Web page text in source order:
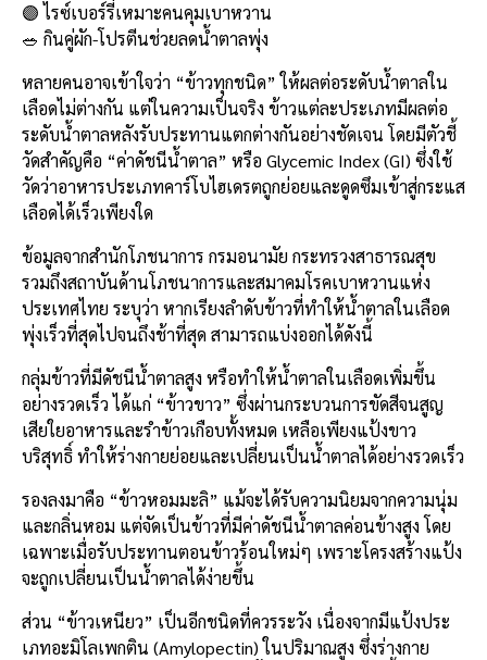
o
o
k
k
🟣 ไรซ์เบอร์รี่เหมาะคนคุมเบาหวาน
🥗 กินคู่ผัก-โปรตีนช่วยลดน้ำตาลพุ่ง
หลายคนอาจเข้าใจว่า “ข้าวทุกชนิด” ให้ผลต่อระดับน้ำตาลใน
เลือดไม่ต่างกัน แต่ในความเป็นจริง ข้าวแต่ละประเภทมีผลต่อ
ระดับน้ำตาลหลังรับประทานแตกต่างกันอย่างชัดเจน โดยมีตัวชี้
วัดสำคัญคือ “ค่าดัชนีน้ำตาล” หรือ Glycemic Index (GI) ซึ่งใช้
วัดว่าอาหารประเภทคาร์โบไฮเดรตถูกย่อยและดูดซึมเข้าสู่กระแส
เลือดได้เร็วเพียงใด
ข้อมูลจากสำนักโภชนาการ กรมอนามัย กระทรวงสาธารณสุข
รวมถึงสถาบันด้านโภชนาการและสมาคมโรคเบาหวานแห่ง
ประเทศไทย ระบุว่า หากเรียงลำดับข้าวที่ทำให้น้ำตาลในเลือด
พุ่งเร็วที่สุดไปจนถึงช้าที่สุด สามารถแบ่งออกได้ดังนี้
กลุ่มข้าวที่มีดัชนีน้ำตาลสูง หรือทำให้น้ำตาลในเลือดเพิ่มขึ้น
อย่างรวดเร็ว ได้แก่ “ข้าวขาว” ซึ่งผ่านกระบวนการขัดสีจนสูญ
เสียใยอาหารและรำข้าวเกือบทั้งหมด เหลือเพียงแป้งขาว
บริสุทธิ์ ทำให้ร่างกายย่อยและเปลี่ยนเป็นน้ำตาลได้อย่างรวดเร็ว
รองลงมาคือ “ข้าวหอมมะลิ” แม้จะได้รับความนิยมจากความนุ่ม
และกลิ่นหอม แต่จัดเป็นข้าวที่มีค่าดัชนีน้ำตาลค่อนข้างสูง โดย
เฉพาะเมื่อรับประทานตอนข้าวร้อนใหม่ๆ เพราะโครงสร้างแป้ง
จะถูกเปลี่ยนเป็นน้ำตาลได้ง่ายขึ้น
ส่วน “ข้าวเหนียว” เป็นอีกชนิดที่ควรระวัง เนื่องจากมีแป้งประ
เภทอะมิโลเพกติน (Amylopectin) ในปริมาณสูง ซึ่งร่างกาย